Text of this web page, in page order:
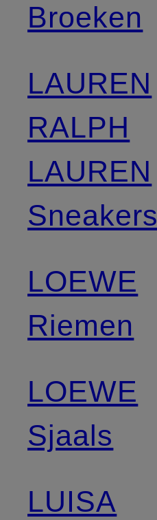
Broeken
LAUREN
RALPH
LAUREN
Sneakers
LOEWE
Riemen
LOEWE
Sjaals
LUISA